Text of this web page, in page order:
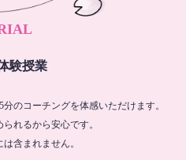
験授業
のコーチングを体感いただけます。
れるから安心です。
含まれません。